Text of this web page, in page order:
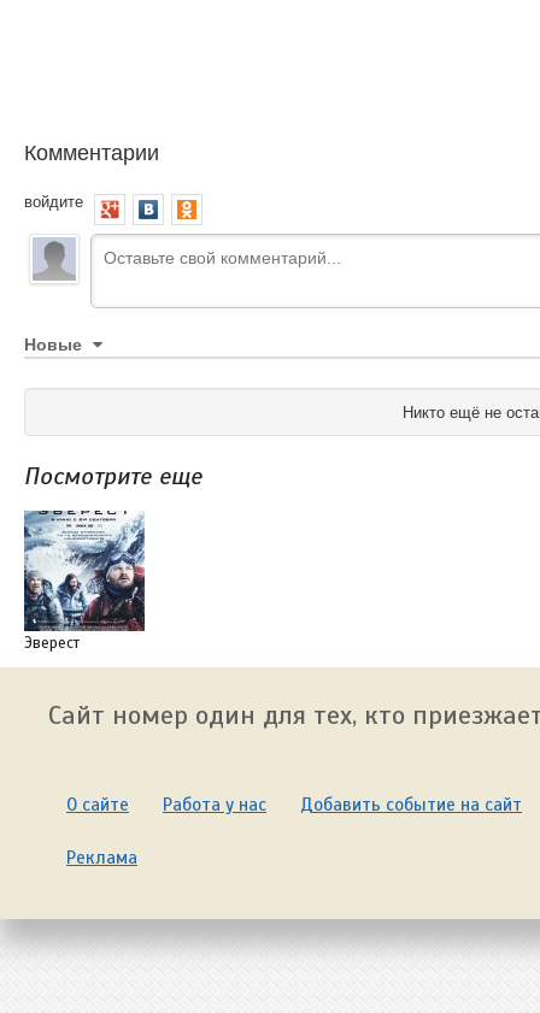
Комментарии
войдите
Новые
Никто ещё не
Посмотрите еще
Эверест
Сайт номер один для тех, кто
О сайте Работа у нас Добавить событие на сайт
Реклама